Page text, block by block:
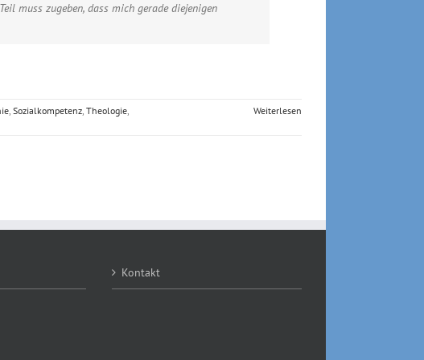
muss zugeben, dass mich gerade diejenigen
, Sozialkompetenz, Theologie,
Weiterlesen
Kontakt